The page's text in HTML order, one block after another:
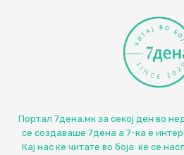
Портал 7дена.мк за секој ден во
се создаваше 7дена а 7-ка е
Кај нас ќе читате во боја: ќе се